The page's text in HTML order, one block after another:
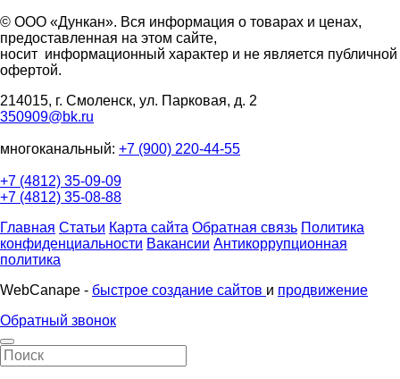
© ООО «Дункан». Вся информация о товарах и ценах,
предоставленная на этом сайте,
носит информационный характер и не является публичной
офертой.
214015, г. Смоленск, ул. Парковая, д. 2
350909@bk.ru
многоканальный: +7 (900) 220-44-55
+7 (4812) 35-09-09
+7 (4812) 35-08-88
Главная Статьи Карта сайта Обратная связь Политика
конфиденциальности Вакансии Антикоррупционная
политика
WebCanape - быстрое создание сайтов и продвижение
Обратный звонок